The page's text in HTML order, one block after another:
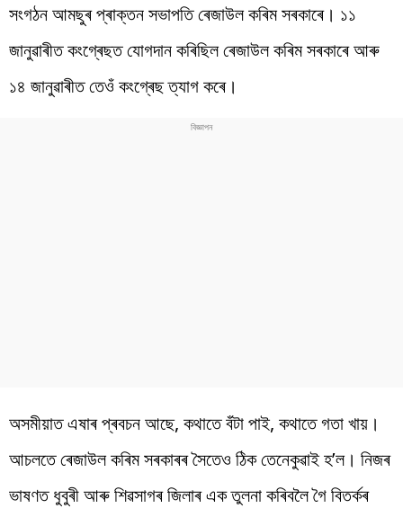
সংগঠন আমছুৰ প্ৰাক্তন সভাপতি ৰেজাউল কৰিম সৰকাৰে। ১১
জানুৱাৰীত কংগ্ৰেছত যোগদান কৰিছিল ৰেজাউল কৰিম সৰকাৰে আৰু
১৪ জানুৱাৰীত তেওঁ কংগ্ৰেছ ত্যাগ কৰে।
অসমীয়াত এষাৰ প্ৰবচন আছে, কথাতে বঁটা পাই, কথাতে গতা খায়।
আচলতে ৰেজাউল কৰিম সৰকাৰৰ সৈতেও ঠিক তেনেকুৱাই হ’ল। নিজৰ
ভাষণত ধুবুৰী আৰু শিৱসাগৰ জিলাৰ এক তুলনা কৰিবলৈ গৈ বিতৰ্কৰ